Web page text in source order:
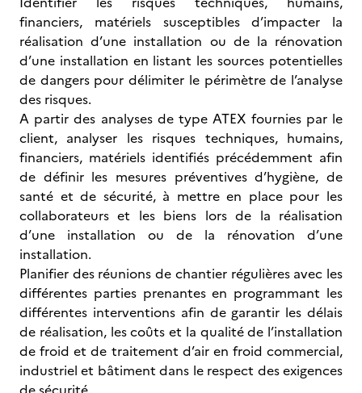
financiers, matériels susceptibles d’impacter la
réalisation d’une installation ou de la rénovation
d’une installation en listant les sources potentielles
de dangers pour délimiter le périmètre de l’analyse
des risques.
A partir des analyses de type ATEX fournies par le
client, analyser les risques techniques, humains,
financiers, matériels identifiés précédemment afin
de définir les mesures préventives d’hygiène, de
santé et de sécurité, à mettre en place pour les
collaborateurs et les biens lors de la réalisation
d’une installation ou de la rénovation d’une
installation.
Planifier des réunions de chantier régulières avec les
différentes parties prenantes en programmant les
différentes interventions afin de garantir les délais
de réalisation, les coûts et la qualité de l’installation
de froid et de traitement d’air en froid commercial,
industriel et bâtiment dans le respect des exigences